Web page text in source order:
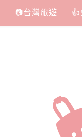
📷台灣旅遊 👍